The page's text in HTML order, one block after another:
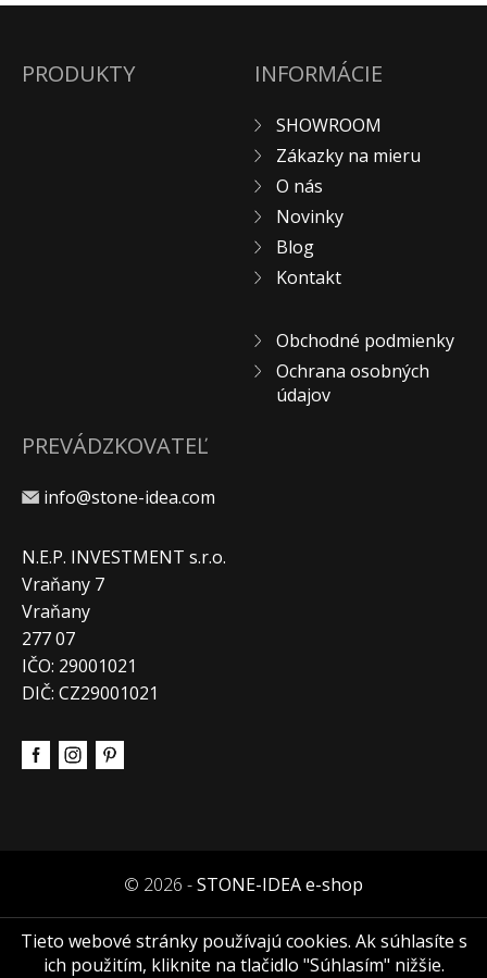
PRODUKTY INFORMÁCIE
SHOWROOM
Zákazky na mieru
O nás
Novinky
Blog
Kontakt
Obchodné podmienky
Ochrana osobných
údajov
PREVÁDZKOVATEĽ
info@stone-idea.com
N.E.P. INVESTMENT s.r.o.
Vraňany 7
Vraňany
277 07
IČO: 29001021
DIČ: CZ29001021
© 2026 -STONE-IDEA e-shop
Tieto webové stránky používajú cookies. Ak súhlasíte s
ich použitím, kliknite na tlačidlo "Súhlasím" nižšie.